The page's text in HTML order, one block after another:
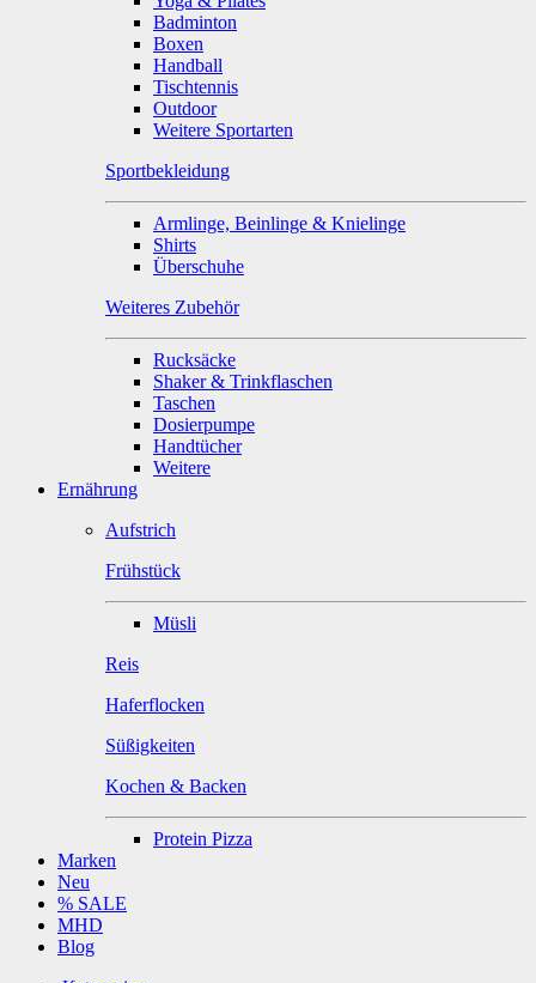
Badminton
Boxen
Handball
Tischtennis
Outdoor
Weitere Sportarten
Sportbekleidung
Armlinge, Beinlinge & Knielinge
Shirts
Überschuhe
Weiteres Zubehör
Rucksäcke
Shaker & Trinkflaschen
Taschen
Dosierpumpe
Handtücher
Weitere
Ernährung
Aufstrich
Frühstück
Müsli
Reis
Haferflocken
Süßigkeiten
Kochen & Backen
Protein Pizza
Marken
Neu
% SALE
MHD
Blog